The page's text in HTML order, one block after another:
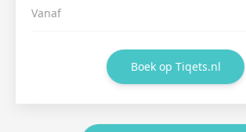
Vanaf
Boek op Tiqets.nl